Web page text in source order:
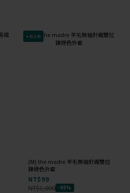
✦新上架
(M) the madre 羊毛無袖針織雙拉
鍊綠色外套
NT$99
NT$1,000 -90%